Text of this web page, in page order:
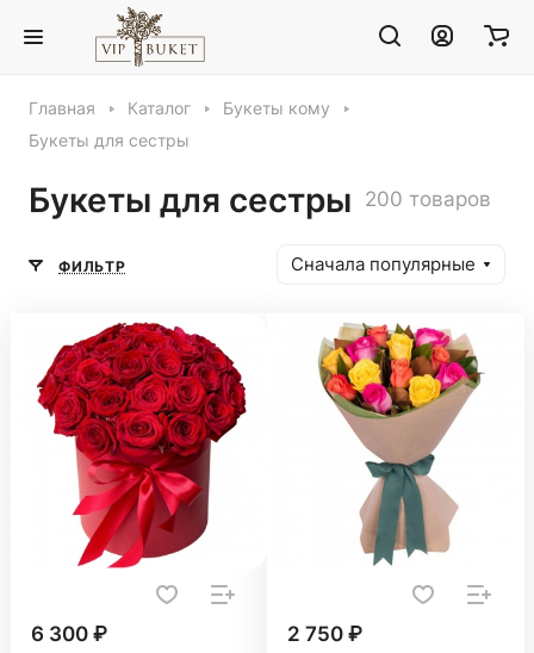
Главная Каталог
Букеты кому
Букеты для сестры
Букеты для сестры 200 товаров
ФИЛЬТР Сначала популярные
6 300 ₽ 2 750 ₽